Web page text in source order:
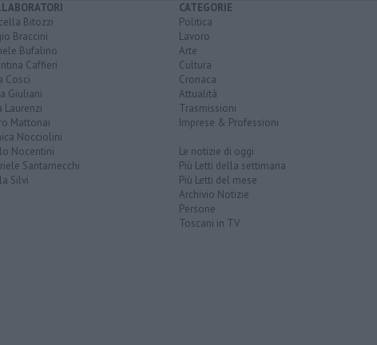
Bitozzi
Braccini
Bufalino
Caffieri
Cosci
Giuliani
Laurenzi
Mattonai
Nocciolini
Nocentini
Santarnecchi
Silvi
CATEGORIE
Politica
Lavoro
Arte
Cultura
Cronaca
Attualità
Trasmissioni
Imprese & Professioni
Le notizie di oggi
Più Letti della settimana
Più Letti del mese
Archivio Notizie
Persone
Toscani in TV